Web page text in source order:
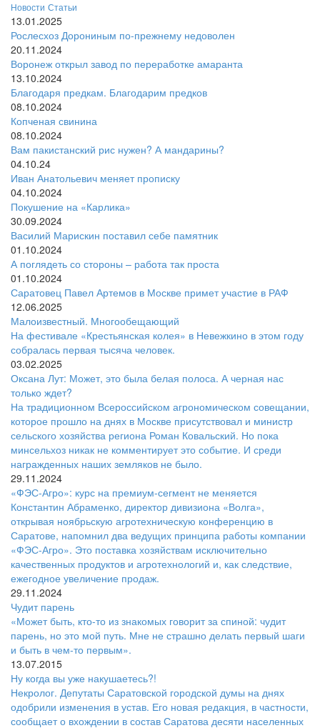
Новости Статьи
13.01.2025
Рослесхоз Дорониным по-прежнему недоволен
20.11.2024
Воронеж открыл завод по переработке амаранта
13.10.2024
Благодаря предкам. Благодарим предков
08.10.2024
Копченая свинина
08.10.2024
Вам пакистанский рис нужен? А мандарины?
04.10.24
Иван Анатольевич меняет прописку
04.10.2024
Покушение на «Карлика»
30.09.2024
Василий Марискин поставил себе памятник
01.10.2024
А поглядеть со стороны – работа так проста
01.10.2024
Саратовец Павел Артемов в Москве примет участие в РАФ
12.06.2025
Малоизвестный. Многообещающий
На фестивале «Крестьянская колея» в Невежкино в этом году
собралась первая тысяча человек.
03.02.2025
Оксана Лут: Может, это была белая полоса. А черная нас
только ждет?
На традиционном Всероссийском агрономическом совещании,
которое прошло на днях в Москве присутствовал и министр
сельского хозяйства региона Роман Ковальский. Но пока
минсельхоз никак не комментирует это событие. И среди
награжденных наших земляков не было.
29.11.2024
«ФЭС-Агро»: курс на премиум-сегмент не меняется
Константин Абраменко, директор дивизиона «Волга»,
открывая ноябрьскую агротехническую конференцию в
Саратове, напомнил два ведущих принципа работы компании
«ФЭС-Агро». Это поставка хозяйствам исключительно
качественных продуктов и агротехнологий и, как следствие,
ежегодное увеличение продаж.
29.11.2024
Чудит парень
«Может быть, кто-то из знакомых говорит за спиной: чудит
парень, но это мой путь. Мне не страшно делать первый шаги
и быть в чем-то первым».
13.07.2015
Ну когда вы уже накушаетесь?!
Некролог. Депутаты Саратовской городской думы на днях
одобрили изменения в устав. Его новая редакция, в частности,
сообщает о вхождении в состав Саратова десяти населенных